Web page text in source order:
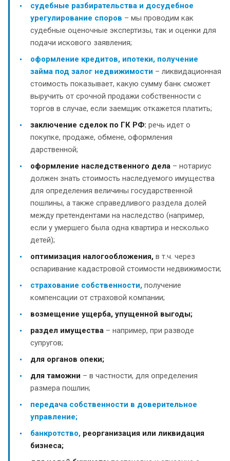
судебные разбирательства и досудебное
урегулирование споров – мы проводим как
судебные оценочные экспертизы, так и оценки для
подачи искового заявления;
оформление кредитов, ипотеки, получение
займа под залог недвижимости – ликвидационная
стоимость показывает, какую сумму банк сможет
выручить от срочной продажи собственности с
торгов в случае, если заемщик откажется платить;
заключение сделок по ГК РФ: речь идет о
покупке, продаже, обмене, оформления
дарственной;
оформление наследственного дела – нотариус
должен знать стоимость наследуемого имущества
для определения величины государственной
пошлины, а также справедливого раздела долей
между претендентами на наследство (например,
если у умершего была одна квартира и несколько
детей);
оптимизация налогообложения, в т.ч. через
оспаривание кадастровой стоимости недвижимости;
страхование собственности, получение
компенсации от страховой компании;
возмещение ущерба, упущенной выгоды;
раздел имущества – например, при разводе
супругов;
для органов опеки;
для таможни – в частности, для определения
размера пошлин;
передача собственности в доверительное
управление;
банкротство, реорганизация или ликвидация
бизнеса;